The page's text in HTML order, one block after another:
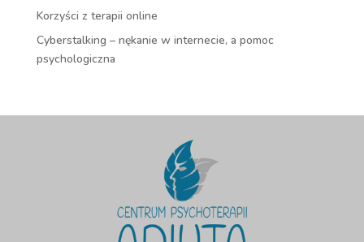
Korzyści z terapii online
Cyberstalking – nękanie w internecie, a pomoc
psychologiczna